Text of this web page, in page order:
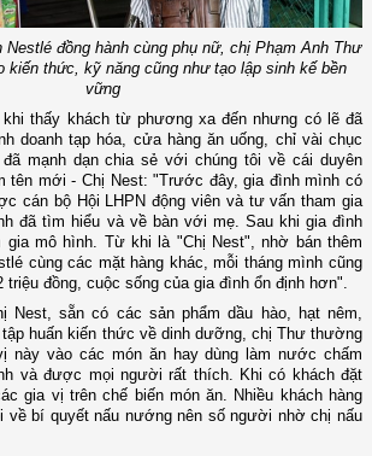
Nestlé đồng hành cùng phụ nữ, chị Phạm Anh Thư
kiến thức, kỹ năng cũng như tạo lập sinh kế bền
vững
thấy khách từ phương xa đến nhưng có lẽ đã
doanh tạp hóa, cửa hàng ăn uống, chỉ vài chục
mạnh dạn chia sẻ với chúng tôi về cái duyên
tên mới - Chị Nest: "Trước đây, gia đình mình có
cán bộ Hội LHPN động viên và tư vấn tham gia
đã tìm hiểu và về bàn với mẹ. Sau khi gia đình
gia mô hình. Từ khi là "Chị Nest", nhờ bán thêm
cùng các mặt hàng khác, mỗi tháng mình cũng
triệu đồng, cuộc sống của gia đình ổn định hơn".
Nest, sẵn có các sản phẩm dầu hào, hạt nêm,
huấn kiến thức về dinh dưỡng, chị Thư thường
này vào các món ăn hay dùng làm nước chấm
và được mọi người rất thích. Khi có khách đặt
gia vị trên chế biến món ăn. Nhiều khách hàng
về bí quyết nấu nướng nên số người nhờ chị nấu